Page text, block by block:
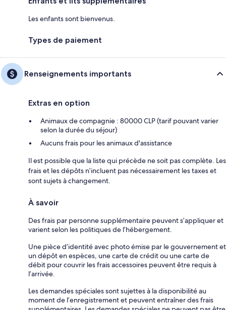
Les enfants sont bienvenus.
Types de paiement
Renseignements importants
Extras en option
Animaux de compagnie : 80000 CLP (tarif pouvant varier
selon la durée du séjour)
Aucuns frais pour les animaux d'assistance
Il est possible que la liste qui précède ne soit pas complète. Les
frais et les dépôts n’incluent pas nécessairement les taxes et
sont sujets à changement.
À savoir
Des frais par personne supplémentaire peuvent s’appliquer et
varient selon les politiques de l’hébergement.
Une pièce d’identité avec photo émise par le gouvernement et
un dépôt en espèces, une carte de crédit ou une carte de
débit pour couvrir les frais accessoires peuvent être requis à
l’arrivée.
Les demandes spéciales sont sujettes à la disponibilité au
moment de l’enregistrement et peuvent entraîner des frais